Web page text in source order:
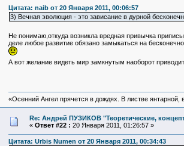
Цитата: naib от 20 Января 2011, 00:06:57
3) Вечная эволюция - это зависание в дурной
Не понимаю,откуда возникла вредная привычка
деле любое развитие обязано замыкаться на
А вот желание видеть мир замкнутым наоборот
«Осенний Ангел прячется в дождях. В листве янтарной,
Re: Андрей ПУЗИКОВ "Теоретические,
« Ответ #22 : 20 Января 2011, 01:26:57 »
Цитата: Urbis Numen от 20 Января 2011, 00:34:43